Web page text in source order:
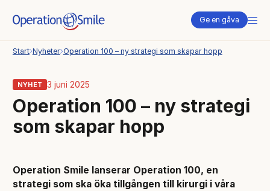
Ge en gåva
Start Nyheter Operation 100 – ny strategi som skapar hopp
Operation 100 – ny strategi
som skapar hopp
NYHET 3 juni 2025
Operation Smile lanserar Operation 100, en
strategi som ska öka tillgången till kirurgi i våra